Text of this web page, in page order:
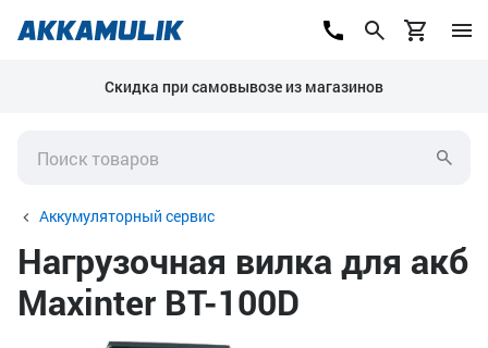
Скидка при самовывозе из магазинов
Аккумуляторный сервис
Нагрузочная вилка для акб
Maxinter BT-100D